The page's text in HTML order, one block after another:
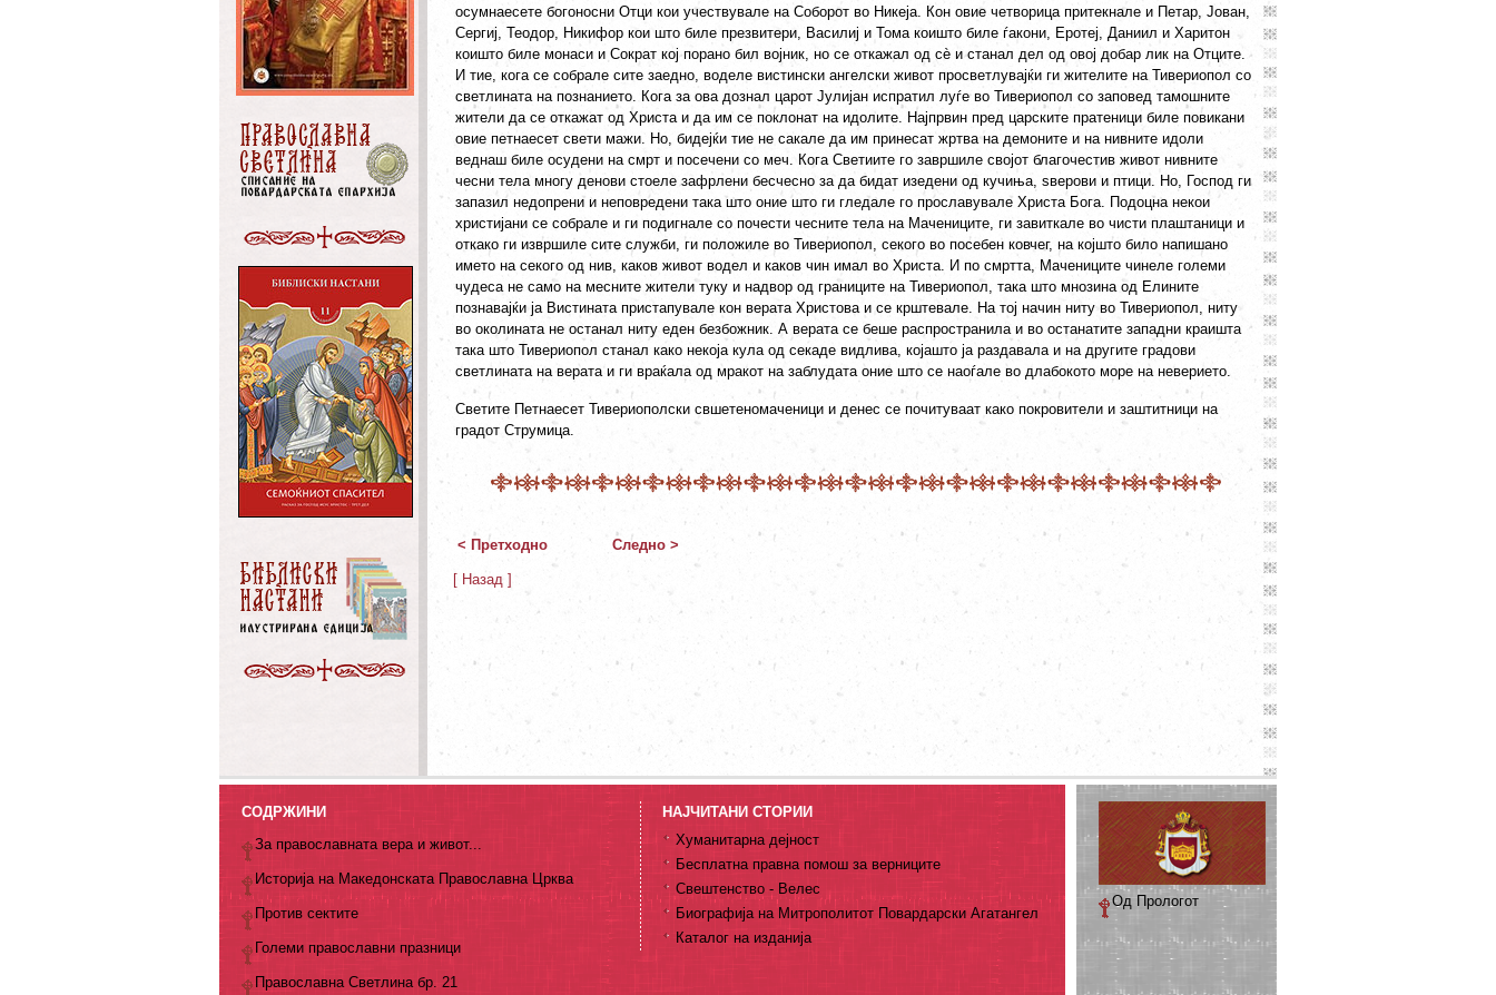
осумнаесете богоносни Отци кои учествувале на Соборот во Никеја. Кон овие четворица притекнале и Петар, Јован,
Сергиј, Теодор, Никифор кои што биле презвитери, Василиј и Тома коишто биле ѓакони, Еротеј, Даниил и Харитон
коишто биле монаси и Сократ кој порано бил војник, но се откажал од сѐ и станал дел од овој добар лик на Отците.
И тие, кога се собрале сите заедно, воделе вистински ангелски живот просветлувајќи ги жителите на Тивериопол со
светлината на познанието. Кога за ова дознал царот Јулијан испратил луѓе во Тивериопол со заповед тамошните
жители да се откажат од Христа и да им се поклонат на идолите. Најпрвин пред царските пратеници биле повикани
овие петнаесет свети мажи. Но, бидејќи тие не сакале да им принесат жртва на демоните и на нивните идоли
веднаш биле осудени на смрт и посечени со меч. Кога Светиите го завршиле својот благочестив живот нивните
чесни тела многу денови стоеле зафрлени бесчесно за да бидат изедени од кучиња, ѕверови и птици. Но, Господ ги
запазил недопрени и неповредени така што оние што ги гледале го прославувале Христа Бога. Подоцна некои
христијани се собрале и ги подигнале со почести чесните тела на Мачениците, ги завиткале во чисти плаштаници и
откако ги извршиле сите служби, ги положиле во Тивериопол, секого во посебен ковчег, на којшто било напишано
името на секого од нив, каков живот водел и каков чин имал во Христа. И по смртта, Мачениците чинеле големи
чудеса не само на месните жители туку и надвор од границите на Тивериопол, така што мнозина од Елините
познавајќи ја Вистината пристапувале кон верата Христова и се крштевале. На тој начин ниту во Тивериопол, ниту
во околината не останал ниту еден безбожник. А верата се беше распространила и во останатите западни краишта
така што Тивериопол станал како некоја кула од секаде видлива, којашто ја раздавала и на другите градови
светлината на верата и ги враќала од мракот на заблудата оние што се наоѓале во длабокото море на неверието.
Светите Петнаесет Тивериополски свшетеномаченици и денес се почитуваат како покровители и заштитници на
градот Струмица.
< Претходно Следно >
[ Назад ]
СОДРЖИНИ
За православната вера и живот...
Историја на Македонската Православна Црква
Против сектите
Големи православни празници
Православна Светлина бр. 21
НАЈЧИТАНИ СТОРИИ
Хуманитарна дејност
Бесплатна правна помош за верниците
Свештенство - Велес
Биографија на Митрополитот Повардарски Агатангел
Каталог на изданија
Од Прологот